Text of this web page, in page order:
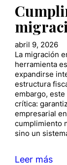
abril 9, 2026
La migración
herramienta
expandirse
estructura
embargo,
crítica:
empresarial
cumplimiento
sino un
Leer más